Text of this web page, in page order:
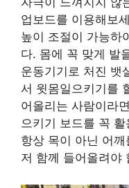
업보드를 이용해보
높이 조절이 가능하
다. 몸에 꼭 맞게 발
운동기기로 처진 뱃
서 윗몸일으키기를
어올리는 사람이라
으키기 보드를 꼭
항상 목이 아닌 어
저 함께 들어올려야